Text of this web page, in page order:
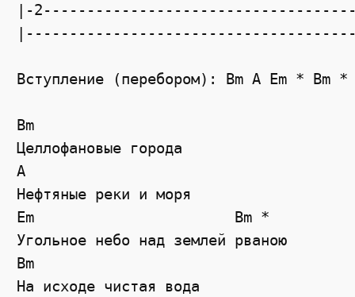
|-
Вступление (перебором): Bm A Em * Bm
Bm
Целлофановые города
A
Нефтяные реки и моря
Em                       Bm *
Угольное небо над землей рваною
Bm
На исходе чистая вода